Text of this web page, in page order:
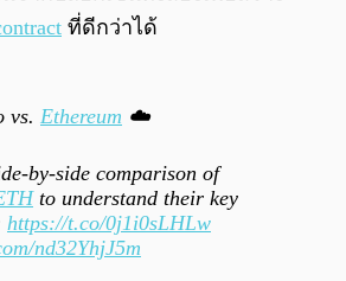
ที่ดีกว่าได้
vs. Ethereum ☁️
by-side comparison of
to understand their key
https://t.co/0j1i0sLHLw
nd32YhjJ5m